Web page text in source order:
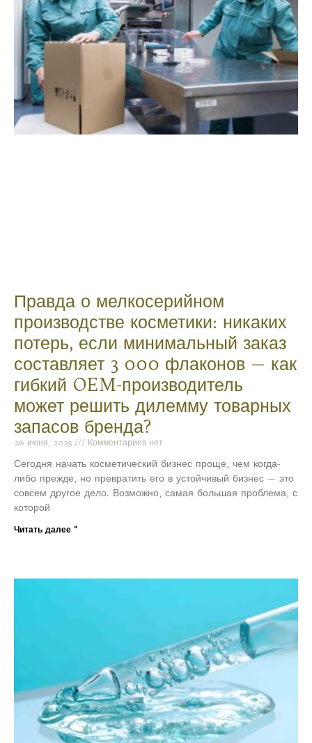
Правда о мелкосерийном
производстве косметики: никаких
потерь, если минимальный заказ
составляет 3 000 флаконов — как
гибкий OEM-производитель
может решить дилемму товарных
запасов бренда?
26 июня, 2025 Комментариев нет
Сегодня начать косметический бизнес проще, чем когда-
либо прежде, но превратить его в устойчивый бизнес — это
совсем другое дело. Возможно, самая большая проблема, с
которой
Читать далее "